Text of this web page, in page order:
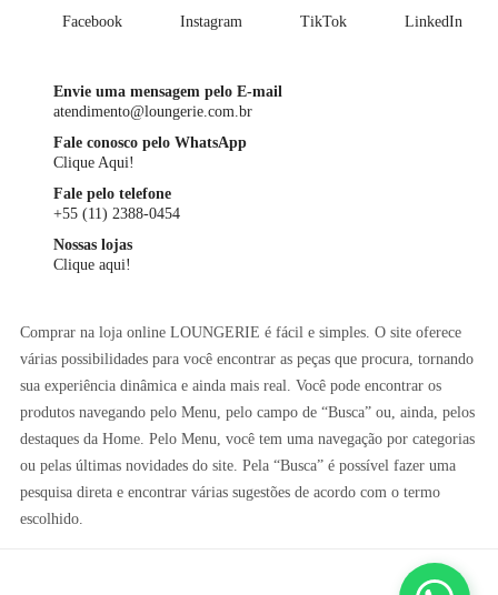
Facebook Instagram TikTok LinkedIn
Envie uma mensagem pelo E-mail
atendimento@loungerie.com.br
Fale conosco pelo WhatsApp
Clique Aqui!
Fale pelo telefone
+55 (11) 2388-0454
Nossas lojas
Clique aqui!
Comprar na loja online LOUNGERIE é fácil e simples. O site oferece
várias possibilidades para você encontrar as peças que procura, tornando
sua experiência dinâmica e ainda mais real. Você pode encontrar os
produtos navegando pelo Menu, pelo campo de “Busca” ou, ainda, pelos
destaques da Home. Pelo Menu, você tem uma navegação por categorias
ou pelas últimas novidades do site. Pela “Busca” é possível fazer uma
pesquisa direta e encontrar várias sugestões de acordo com o termo
escolhido.